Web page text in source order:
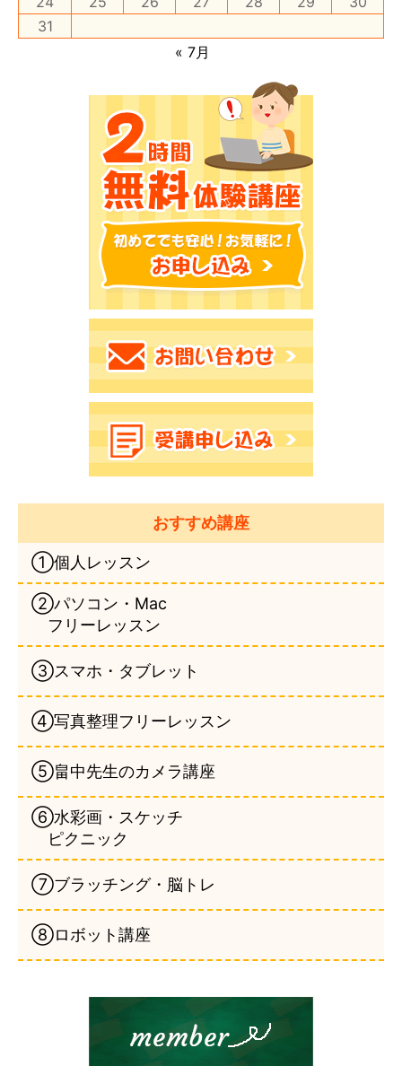
31
« 7月
おすすめ講座
①個人レッスン
②パソコン・Mac
フリーレッスン
③スマホ・タブレット
④写真整理フリーレッスン
⑤畠中先生のカメラ講座
⑥水彩画・スケッチ
ピクニック
⑦ブラッチング・脳トレ
⑧ロボット講座